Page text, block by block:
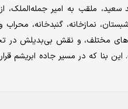
ملقب به امیر جمله‌الملک،
نمازخانه، گنبدخانه، محراب
مختلف، و نقش بی‌بدیلش در
بنا که در مسیر جاده ابریشم